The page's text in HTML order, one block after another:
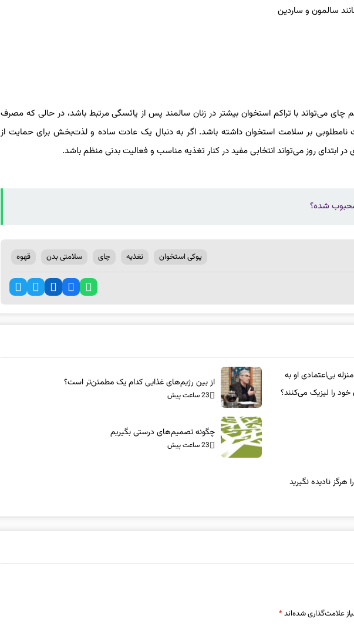
سالمون و ساردین
می‌تواند با تراکم استخوان بیشتر در زنان سالمند پس از یائسگی مرتبط باشد، در حالی که مصرف
بر سلامت استخوان داشته باشد. اگر به دنبال یک عادت ساده و لذت‌بخش برای حمایت از
روز می‌تواند انتخابی مفید در کنار تغذیه مناسب و فعالیت بدنی منظم باشد.
شده؟
پوکی استخوان تغذیه چای سلامتی بدن قهوه
بی‌اعتمادی او به
را لیزیک می‌کنند؟
از بین رژیم‌های غذایی کدام یک مطمئن‌تر است؟‌
23 ساعت پیش
چگونه تصمیم‌های درستی بگیریم
23 ساعت پیش
نادیده نگیرید
علامت‌گذاری شده‌اند*